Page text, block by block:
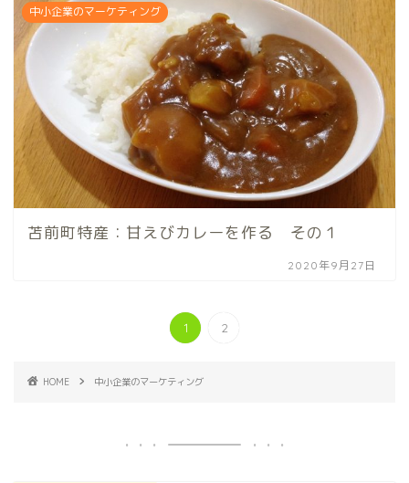
中小企業のマーケティング
苫前町特産：甘えびカレーを作る その１
2020年9月27日
1 2
HOME 中小企業のマーケティング